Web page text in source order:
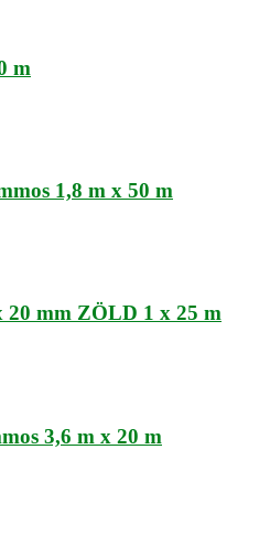
m
1,8 m x 50 m
20 mm ZÖLD 1 x 25 m
3,6 m x 20 m